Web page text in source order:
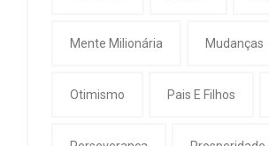
Mente Milionária Mudanças
Otimismo Pais E Filhos